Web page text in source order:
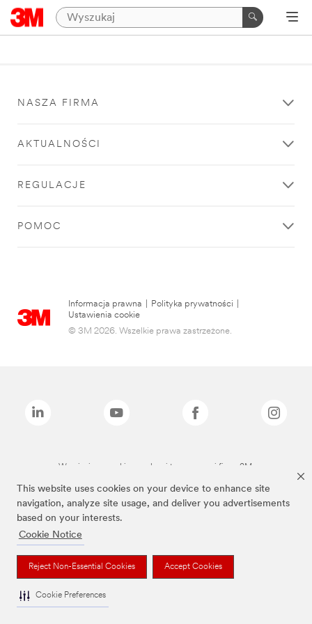
This website uses cookies on your device to enhance site
navigation, analyze site usage, and deliver you advertisements
based on your interests.
Cookie Notice
Reject Non-Essential Cookies Accept Cookies
Cookie Preferences
NASZA FIRMA
AKTUALNOŚCI
REGULACJE
POMOC
Informacja prawna Polityka prywatności
Ustawienia cookie
© 3M 2026. Wszelkie prawa zastrzeżone.
Wymienione marki są znakami towarowymi firmy 3M.